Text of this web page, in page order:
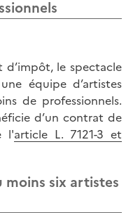
le spectacle
équipe d’artistes
de professionnels.
d’un contrat de
l'article L. 7121-3 et
moins six artistes